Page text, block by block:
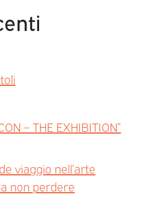
– THE EXHIBITION”
viaggio nell’arte
non perdere